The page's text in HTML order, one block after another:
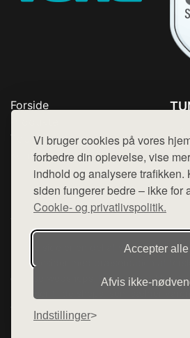
Vi bruger cookies på vores
forbedre din oplevelse, vise
indhold og analysere trafikken.
siden fungerer bedre – ikke for
Cookie- og privatlivspolitik.
Accepter alle
Afvis
Indstillinger
Forside
Top Rabatter
Kontakt
Denne side er en del af want.dk, der
hjemmesider med præsentation af
diverse webshops. Der sælges ikke
henviser til de shops, som sælger
varerne på lager.